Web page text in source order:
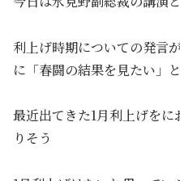
利上げ時期についての発言
に「春闘の結果を見たい」
最近出てきた1月利上げを
りそう